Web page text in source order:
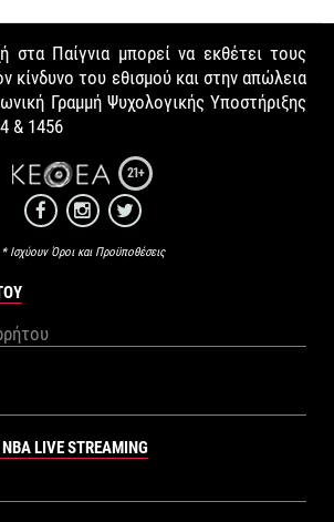
στα Παίγνια μπορεί να εκθέτει τους
κίνδυνο του εθισμού και στην απώλεια
Γραμμή Ψυχολογικής Υποστήριξης
& 1456
21+
* Ισχύουν Όροι και Προϋποθέσεις
LIVE STREAMING